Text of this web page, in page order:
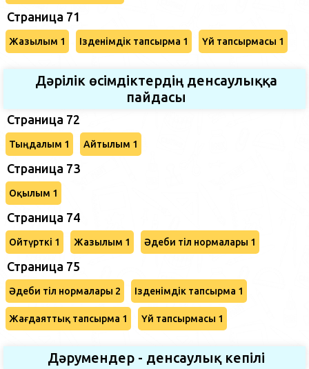
Страница 71
Жазылым 1 Ізденімдік тапсырма 1 Үй тапсырмасы 1
Дәрілік өсімдіктердің денсаулыққа
пайдасы
Страница 72
Тыңдалым 1 Айтылым 1
Страница 73
Оқылым 1
Страница 74
Ойтүрткі 1 Жазылым 1 Әдеби тіл нормалары 1
Страница 75
Әдеби тіл нормалары 2 Ізденімдік тапсырма 1
Жағдаяттық тапсырма 1 Үй тапсырмасы 1
Дәрумендер - денсаулық кепілі